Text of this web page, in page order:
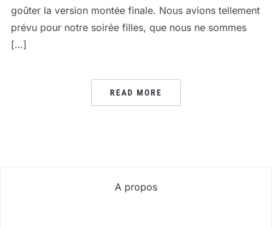
goûter la version montée finale. Nous avions tellement
prévu pour notre soirée filles, que nous ne sommes
[…]
READ MORE
A propos